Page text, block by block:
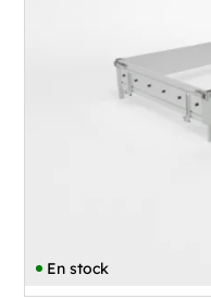
En stock